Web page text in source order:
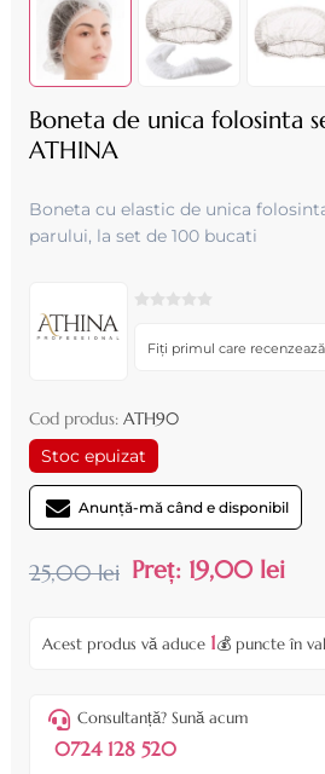
Boneta de unica folosinta
ATHINA
Boneta cu elastic de unica
parului, la set de 100 bucati
Fiți primul care
Cod produs: ATH90
Stoc epuizat
Anunță-mă când e disponibil
25,00 lei Preț: 19,00 lei
Acest produs vă aduce 1💰 puncte în
Consultanță? Sună acum
0724 128 520